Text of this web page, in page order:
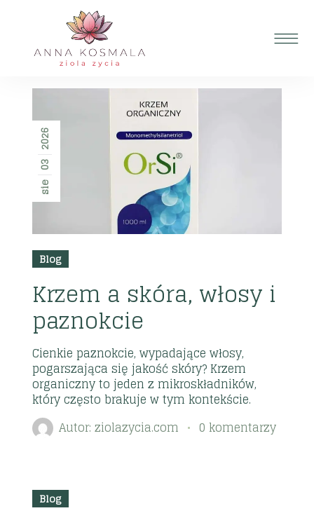
sie
03
2026
Blog
Krzem a skóra, włosy i
paznokcie
Cienkie paznokcie, wypadające włosy,
pogarszająca się jakość skóry? Krzem
organiczny to jeden z mikroskładników,
który często brakuje w tym kontekście.
Autor:ziolazycia.com 0 komentarzy
lip
Blog